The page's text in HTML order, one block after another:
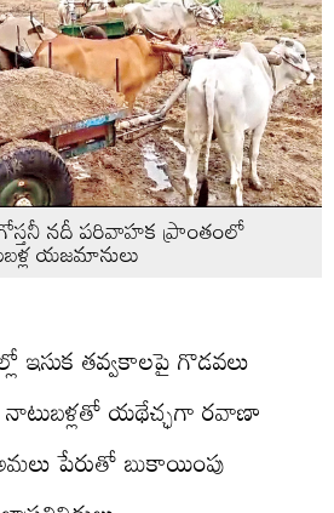
నదీ పరివాహక ప్రాంతంలో
యజమానులు
ఇసుక తవ్వకాలపై గొడవలు
యథేచ్ఛగా రవాణా
పేరుతో బుకాయింపు